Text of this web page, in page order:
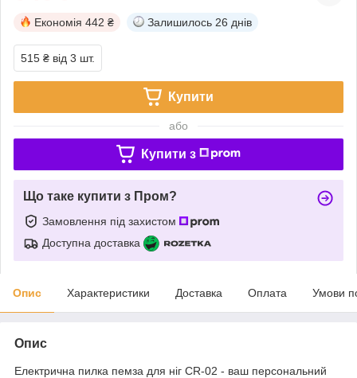
Економія 442 ₴ Залишилось 26 днів
515 ₴ від 3 шт.
Купити
або
Купити з
Що таке купити з Пром?
Замовлення під захистом
Доступна доставка
Опис Характеристики Доставка Оплата Умови
Опис
Електрична пилка пемза для ніг CR-02 - ваш персональний